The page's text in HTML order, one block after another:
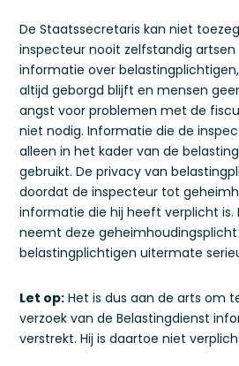
De Staatssecretaris kan niet
inspecteur nooit zelfstandig artsen
informatie over
altijd geborgd blijft en mensen
angst voor problemen met de
niet nodig. Informatie die de
alleen in het kader van de
gebruikt. De privacy van
doordat de inspecteur tot
informatie die hij heeft verplicht is.
neemt deze
belastingplichtigen uitermate
Let op: Het is dus aan de arts om
verzoek van de Belastingdienst
verstrekt. Hij is daartoe niet